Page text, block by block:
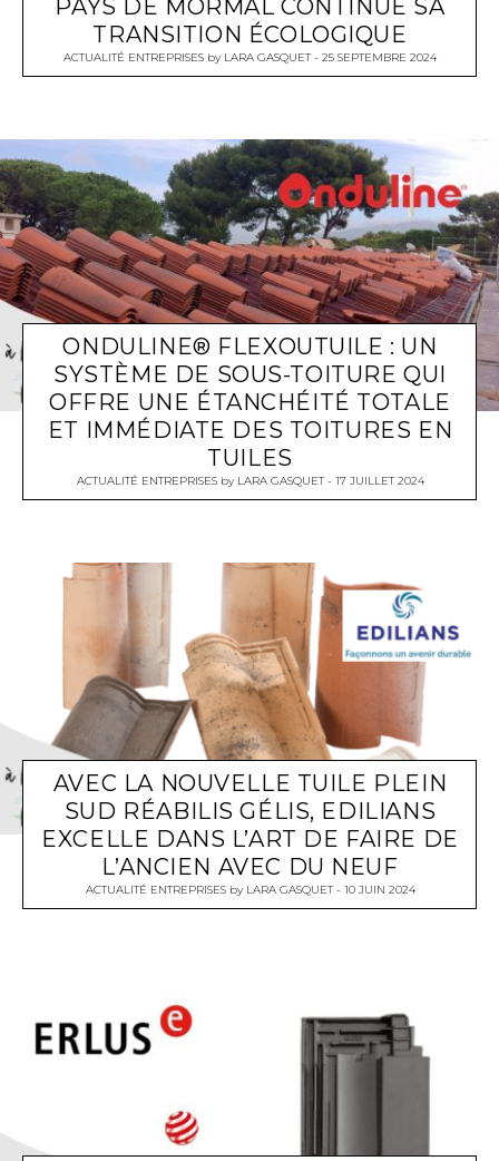
PAYS DE MORMAL CONTINUE SA
TRANSITION ÉCOLOGIQUE
ACTUALITÉ ENTREPRISES by LARA GASQUET 25 SEPTEMBRE 2024
ONDULINE® FLEXOUTUILE : UN
SYSTÈME DE SOUS-TOITURE QUI
OFFRE UNE ÉTANCHÉITÉ TOTALE
ET IMMÉDIATE DES TOITURES EN
TUILES
ACTUALITÉ ENTREPRISESby LARA GASQUET 17 JUILLET 2024
AVEC LA NOUVELLE TUILE PLEIN
SUD RÉABILIS GÉLIS, EDILIANS
EXCELLE DANS L’ART DE FAIRE DE
L’ANCIEN AVEC DU NEUF
ACTUALITÉ ENTREPRISESby LARA GASQUET 10 JUIN 2024